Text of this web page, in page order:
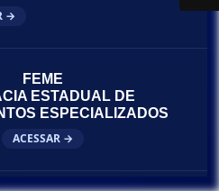
→
FEME
ESTADUAL DE
ESPECIALIZADOS
ACESSAR →